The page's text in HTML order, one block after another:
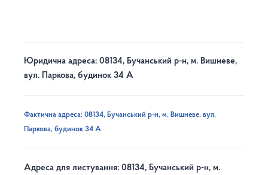
Юридична адреса: 08134, Бучанський р-н, м. Вишневе,
вул. Паркова, будинок 34 А
Фактична адреса: 08134, Бучанський р-н, м. Вишневе, вул.
Паркова, будинок 34 А
Адреса для листування: 08134, Бучанський р-н, м.